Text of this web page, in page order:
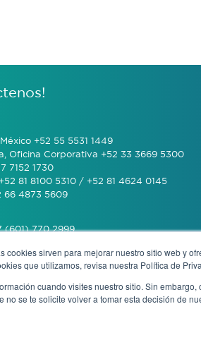
cookies sirven para mejorar nuestro sitio web y
que utilizamos, revisa nuestra Política de
cuando visites nuestro sitio. Sin
se te solicite volver a tomar esta decisión de
+52 55 5531 1449
Oficina Corporativa +52 33 3669 5300
7152 1730
81 8100 5310 / +52 81 4624 0145
66 4873 5609
(601) 770 2999
4070 0742